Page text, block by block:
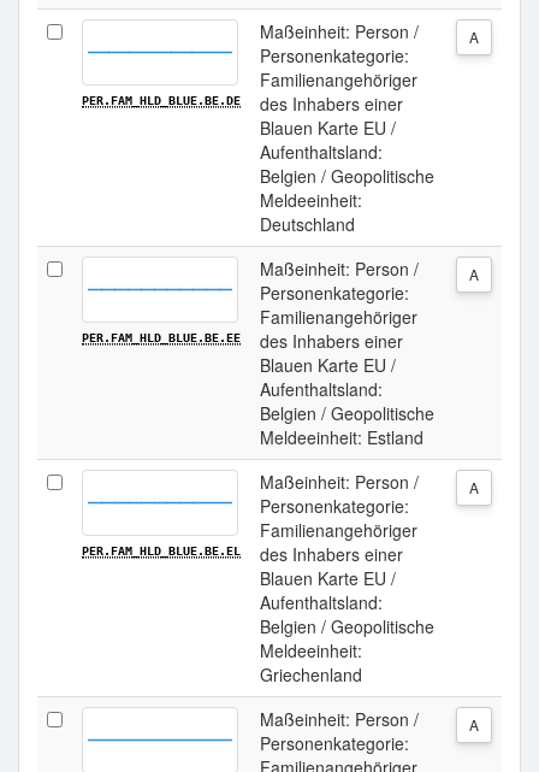
PER.FAM_HLD_BLUE.BE.DE
Maßeinheit: Person /
Personenkategorie:
Familienangehöriger
des Inhabers einer
Blauen Karte EU /
Aufenthaltsland:
Belgien / Geopolitische
Meldeeinheit:
Deutschland
A
PER.FAM_HLD_BLUE.BE.EE
Maßeinheit: Person /
Personenkategorie:
Familienangehöriger
des Inhabers einer
Blauen Karte EU /
Aufenthaltsland:
Belgien / Geopolitische
Meldeeinheit: Estland
A
PER.FAM_HLD_BLUE.BE.EL
Maßeinheit: Person /
Personenkategorie:
Familienangehöriger
des Inhabers einer
Blauen Karte EU /
Aufenthaltsland:
Belgien / Geopolitische
Meldeeinheit:
Griechenland
A
Maßeinheit: Person /
Personenkategorie:
Familienangehöriger
A